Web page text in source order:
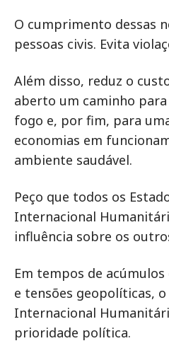
O cumprimento dessas
pessoas civis. Evita
Além disso, reduz o
aberto um caminho para
fogo e, por fim, para
economias em
ambiente saudável.
Peço que todos os
Internacional
influência sobre os
Em tempos de
e tensões geopolíticas,
Internacional
prioridade política.